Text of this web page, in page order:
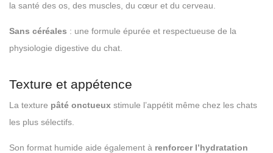
la santé des os, des muscles, du cœur et du cerveau.
Sans céréales : une formule épurée et respectueuse de la
physiologie digestive du chat.
Texture et appétence
La texture pâté onctueux stimule l’appétit même chez les chats
les plus sélectifs.
Son format humide aide également à renforcer l’hydratation